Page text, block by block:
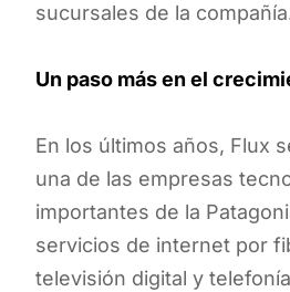
sucursales de la
Un paso más en el
En los últimos años, Flux
una de las empresas
importantes de la
servicios de internet por
televisión digital y